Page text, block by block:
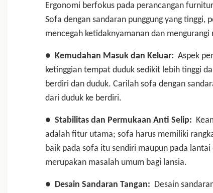
Ergonomi berfokus pada perancangan
Sofa dengan sandaran punggung yang tinggi,
mencegah ketidaknyamanan dan
● Kemudahan Masuk dan Keluar: Aspek
ketinggian tempat duduk sedikit lebih tinggi
berdiri dan duduk. Carilah sofa dengan
dari duduk ke berdiri.
● Stabilitas dan Permukaan Anti Selip:
adalah fitur utama; sofa harus memiliki
baik pada sofa itu sendiri maupun pada
merupakan masalah umum bagi lansia.
● Desain Sandaran Tangan: Desain